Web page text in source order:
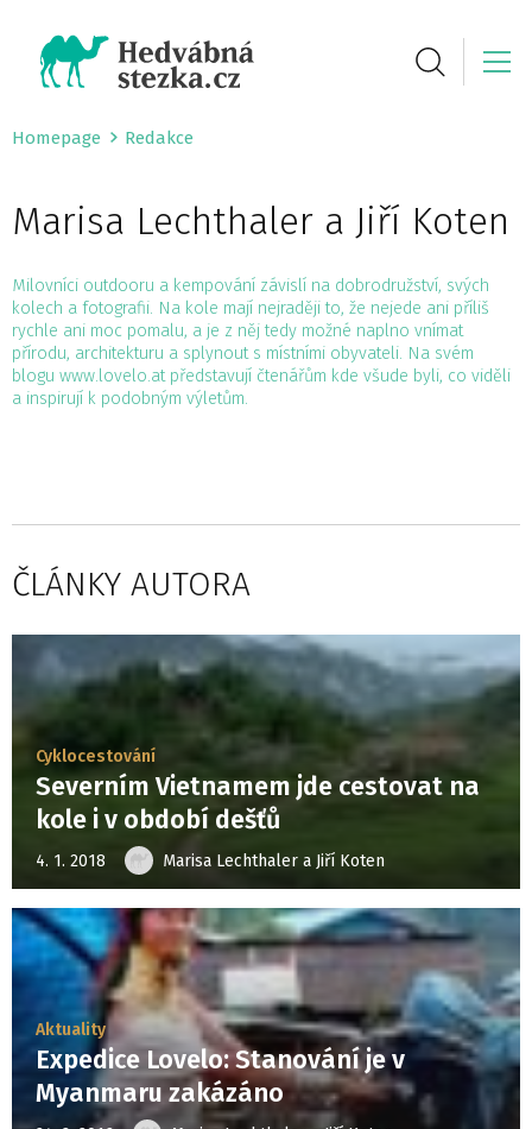
Homepage Redakce
Marisa Lechthaler a Jiří Koten
Milovníci outdooru a kempování závislí na dobrodružství, svých
kolech a fotografii. Na kole mají nejraději to, že nejede ani příliš
rychle ani moc pomalu, a je z něj tedy možné naplno vnímat
přírodu, architekturu a splynout s místními obyvateli. Na svém
blogu www.lovelo.at představují čtenářům kde všude byli, co viděli
a inspirují k podobným výletům.
ČLÁNKY AUTORA
Cyklocestování
Severním Vietnamem jde cestovat na
kole i v období dešťů
4. 1. 2018 Marisa Lechthaler a Jiří Koten
Aktuality
Expedice Lovelo: Stanování je v
Myanmaru zakázáno